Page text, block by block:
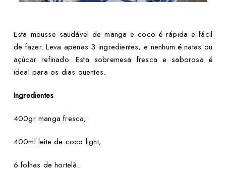
Esta mousse saudável de manga e coco é rápida e fácil
de fazer. Leva apenas 3 ingredientes, e nenhum é natas ou
açúcar refinado. Esta sobremesa fresca e saborosa é
ideal para os dias quentes.
Ingredientes
400gr manga fresca;
400ml leite de coco light;
6 folhas de hortelã.